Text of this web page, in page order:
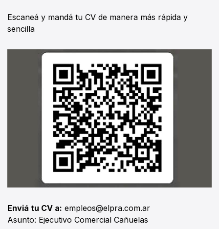
Escaneá y mandá tu CV de manera más rápida y
sencilla
Enviá tu CV a: empleos@elpra.com.ar
Asunto: Ejecutivo Comercial Cañuelas